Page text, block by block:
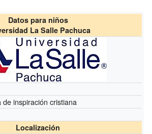
Datos para niños
La Salle Pachuca
de inspiración cristiana
Localización